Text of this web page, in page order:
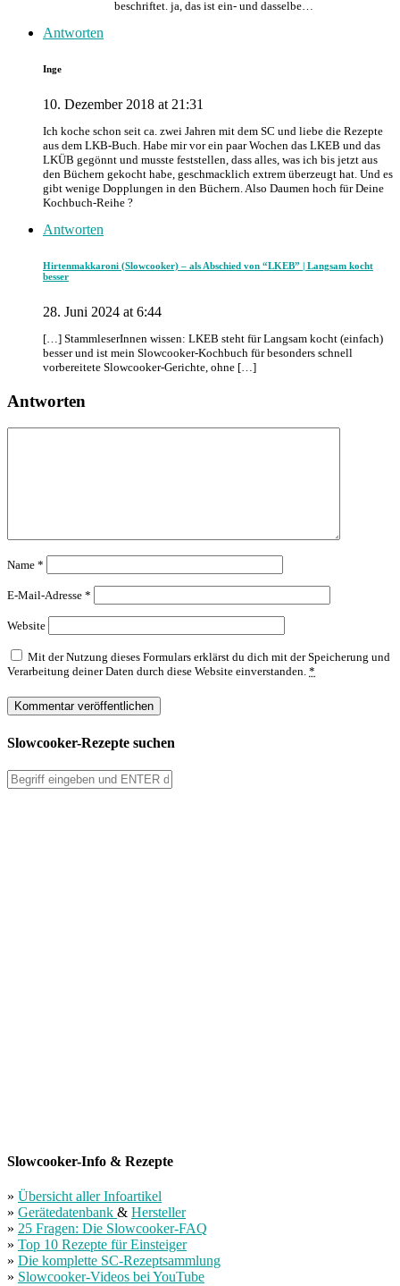
beschriftet. ja, das ist ein- und dasselbe…
Antworten
Inge
10. Dezember 2018 at 21:31
Ich koche schon seit ca. zwei Jahren mit dem SC und liebe die Rezepte
aus dem LKB-Buch. Habe mir vor ein paar Wochen das LKEB und das
LKÜB gegönnt und musste feststellen, dass alles, was ich bis jetzt aus
den Büchern gekocht habe, geschmacklich extrem überzeugt hat. Und es
gibt wenige Dopplungen in den Büchern. Also Daumen hoch für Deine
Kochbuch-Reihe ?
Antworten
Hirtenmakkaroni (Slowcooker) – als Abschied von “LKEB” | Langsam kocht
besser
28. Juni 2024 at 6:44
[…] StammleserInnen wissen: LKEB steht für Langsam kocht (einfach)
besser und ist mein Slowcooker-Kochbuch für besonders schnell
vorbereitete Slowcooker-Gerichte, ohne […]
Antworten
Name *
E-Mail-Adresse *
Website
Mit der Nutzung dieses Formulars erklärst du dich mit der Speicherung und
Verarbeitung deiner Daten durch diese Website einverstanden. *
Slowcooker-Rezepte suchen
Slowcooker-Info & Rezepte
» Übersicht aller Infoartikel
» Gerätedatenbank & Hersteller
» 25 Fragen: Die Slowcooker-FAQ
» Top 10 Rezepte für Einsteiger
» Die komplette SC-Rezeptsammlung
» Slowcooker-Videos bei YouTube